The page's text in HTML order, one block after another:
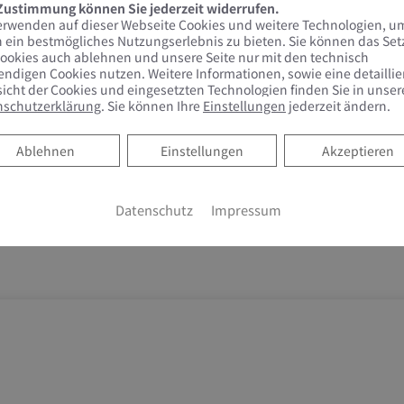
können Sie jederzeit widerrufen.
auf dieser Webseite Cookies und weitere Technologien,
ein bestmögliches Nutzungserlebnis zu bieten. Sie können das
auch ablehnen und unsere Seite nur mit den technisch
Cookies nutzen. Weitere Informationen, sowie eine
der Cookies und eingesetzten Technologien finden Sie in
. Sie können Ihre Einstellungen jederzeit ändern.
Akzeptieren
Einstellungen
Ablehnen
Ablehnen
Datenschutz Impressum